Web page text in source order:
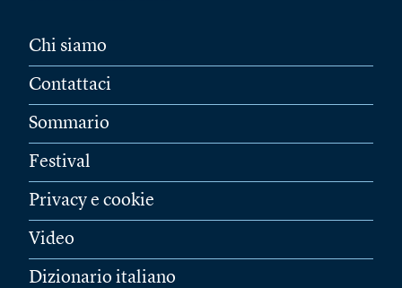
Chi siamo
Contattaci
Sommario
Festival
Privacy e cookie
Video
Dizionario italiano